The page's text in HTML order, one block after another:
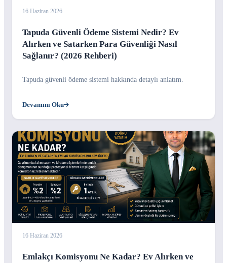
16 Haziran 2026
Tapuda Güvenli Ödeme Sistemi Nedir? Ev
Alırken ve Satarken Para Güvenliği Nasıl
Sağlanır? (2026 Rehberi)
Tapuda güvenli ödeme sistemi hakkında detaylı anlatım.
Devamını Oku
16 Haziran 2026
Emlakçı Komisyonu Ne Kadar? Ev Alırken ve